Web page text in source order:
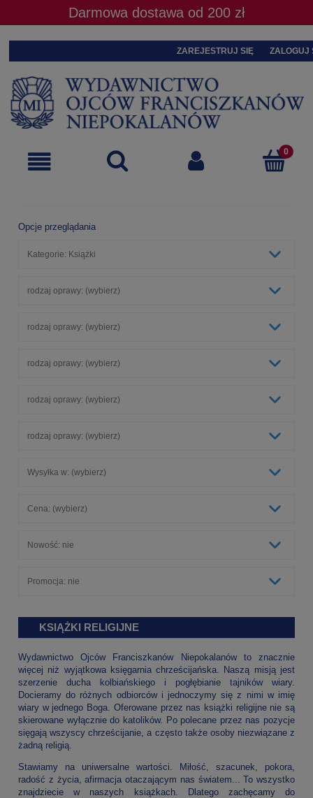
Darmowa dostawa od 200 zł
ZAREJESTRUJ SIĘ ZALOGUJ
Opcje przeglądania
Kategorie: Książki
rodzaj oprawy: (wybierz)
rodzaj oprawy: (wybierz)
rodzaj oprawy: (wybierz)
rodzaj oprawy: (wybierz)
rodzaj oprawy: (wybierz)
Wysyłka w: (wybierz)
Cena: (wybierz)
Nowość: nie
Promocja: nie
KSIĄŻKI RELIGIJNE
Wydawnictwo Ojców Franciszkanów Niepokalanów to znacznie
więcej niż wyjątkowa księgarnia chrześcijańska. Naszą misją jest
szerzenie ducha kolbiańskiego i pogłębianie tajników wiary.
Docieramy do różnych odbiorców i jednoczymy się z nimi w imię
wiary w jednego Boga. Oferowane przez nas książki religijne nie są
skierowane wyłącznie do katolików. Po polecane przez nas pozycje
sięgają wszyscy chrześcijanie, a często także osoby niezwiązane z
żadną religią.
Stawiamy na uniwersalne wartości. Miłość, szacunek, pokora,
radość z życia, afirmacja otaczającym nas światem... To wszystko
znajdziecie w naszych książkach. Dlatego zachęcamy do